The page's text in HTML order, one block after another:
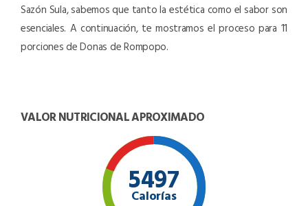
Sazón Sula, sabemos que tanto la estética como el sabor son
esenciales. A continuación, te mostramos el proceso para 11
porciones de Donas de Rompopo.
VALOR NUTRICIONAL APROXIMADO
5497
Calorías